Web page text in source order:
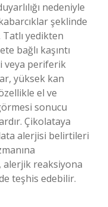
nedeniyle
şeklinde
yedikten
bağlı kaşıntı
veya periferik
yüksek kan
el ve
sonucu
Çikolataya
alerjisi belirtileri
alerjik reaksiyona
teşhis edebilir.